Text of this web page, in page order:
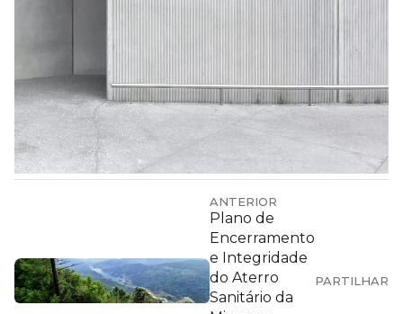
ANTERIOR
Plano de
Encerramento
e Integridade
do Aterro
Sanitário da
PARTILHAR